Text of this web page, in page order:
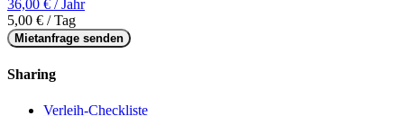
36,00 € / Jahr
5,00 € / Tag
Mietanfrage senden
Sharing
Verleih-Checkliste